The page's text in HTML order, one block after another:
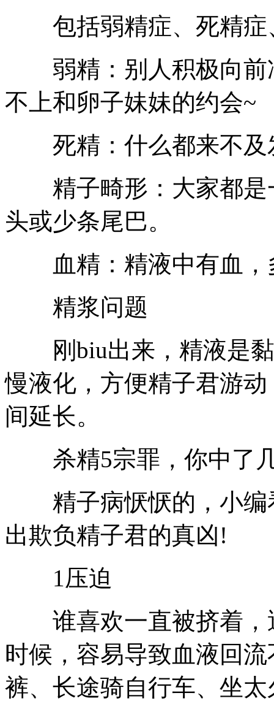
包括弱精症、死精症
弱精：别人积极向前
不上和卵子妹妹的约会~
死精：什么都来不及
精子畸形：大家都是
头或少条尾巴。
血精：精液中有血，
精浆问题
刚biu出来，精液是黏
慢液化，方便精子君游
间延长。
杀精5宗罪，你中了
精子病恹恹的，小编
出欺负精子君的真凶!
1压迫
谁喜欢一直被挤着，
时候，容易导致血液回
裤、长途骑自行车、坐太